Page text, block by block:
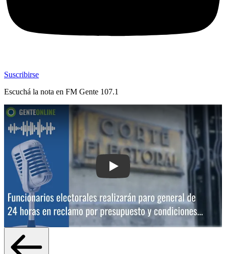
Suscribirse
Escuchá la nota en FM Gente 107.1
Play: Funcionarios electorales